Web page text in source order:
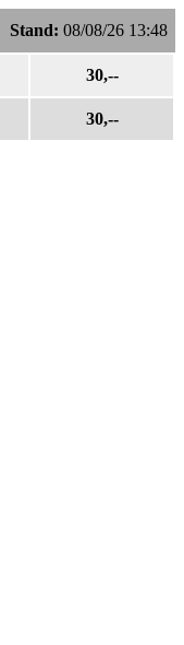
Stand: 08/08/26 13:48
30,--
30,--